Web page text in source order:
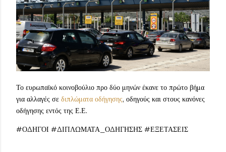
Το ευρωπαϊκό κοινοβούλιο προ δύο μηνών έκανε το πρώτο βήμα
για αλλαγές σε διπλώματα οδήγησης, οδηγούς και στους κανόνες
οδήγησης εντός της Ε.Ε.
#ΟΔΗΓΟΙ #ΔΙΠΛΩΜΑΤΑ_ΟΔΗΓΗΣΗΣ #ΕΞΕΤΑΣΕΙΣ